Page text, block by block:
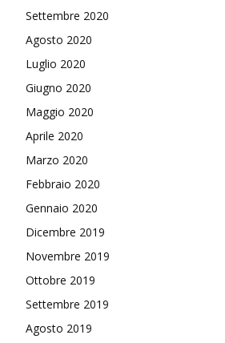
Settembre 2020
Agosto 2020
Luglio 2020
Giugno 2020
Maggio 2020
Aprile 2020
Marzo 2020
Febbraio 2020
Gennaio 2020
Dicembre 2019
Novembre 2019
Ottobre 2019
Settembre 2019
Agosto 2019